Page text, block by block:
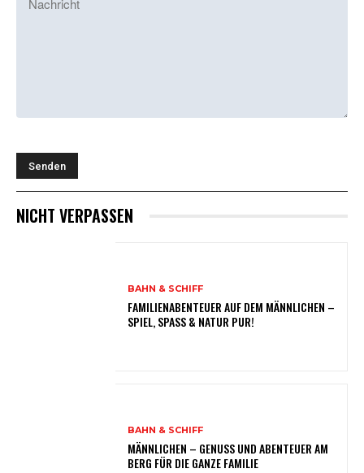
NICHT VERPASSEN
BAHN & SCHIFF
FAMILIENABENTEUER AUF DEM MÄNNLICHEN –
SPIEL, SPASS & NATUR PUR!
BAHN & SCHIFF
MÄNNLICHEN – GENUSS UND ABENTEUER AM
BERG FÜR DIE GANZE FAMILIE